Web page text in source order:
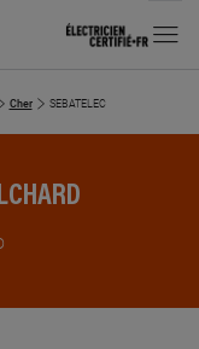
MENU
Cher SEBATELEC